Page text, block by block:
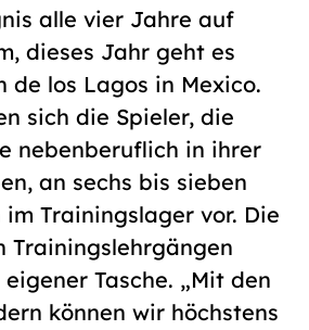
alle vier Jahre auf
dieses Jahr geht es
de los Lagos in Mexico.
sich die Spieler, die
nebenberuflich in ihrer
an sechs bis sieben
im Trainingslager vor. Die
Trainingslehrgängen
Tasche. „Mit den
können wir höchstens